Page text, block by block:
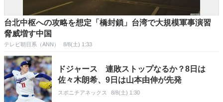
台北中枢への攻略を想定「橋封鎖」台湾で大規模軍事演習
脅威増す中国
テレビ朝日系（ANN） 8/8(土) 1:33
ドジャース 連敗ストップなるか？8日は
佐々木朗希、9日は山本由伸が先発
スポニチアネックス 8/8(土) 1:30